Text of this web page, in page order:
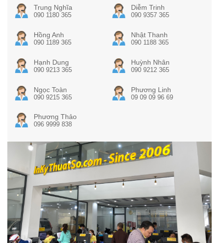
Trung Nghĩa
090 1180 365
Diễm Trinh
090 9357 365
Hồng Anh
090 1189 365
Nhật Thanh
090 1188 365
Hạnh Dung
090 9213 365
Huỳnh Nhân
090 9212 365
Ngọc Toàn
090 9215 365
Phương Linh
09 09 09 96 69
Phương Thảo
096 9999 838